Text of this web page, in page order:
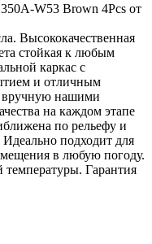
W53 Brown 4Pcs от
Высококачественная
стойкая к любым
каркас с
и отличным
вручную нашими
на каждом этапе
по рельефу и
Идеально подходит для
в любую погоду.
Гарантия